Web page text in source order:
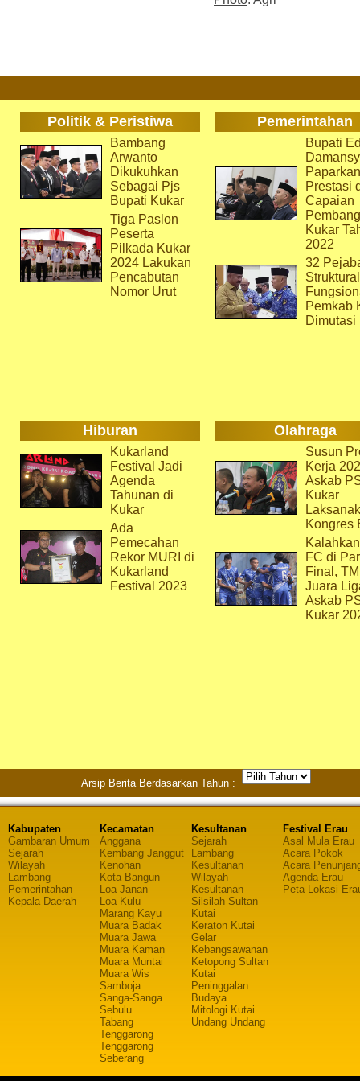
Politik & Peristiwa Pemerintahan
Bambang
Arwanto
Dikukuhkan
Sebagai Pjs
Bupati Kukar
Tiga Paslon
Peserta
Pilkada Kukar
2024 Lakukan
Pencabutan
Nomor Urut
Bupati
Paparkan
Prestasi
Capaian
Kukar
2022
32
Pemkab
Dimutasi
Hiburan Olahraga
Kukarland
Festival Jadi
Agenda
Tahunan di
Kukar
Ada
Pemecahan
Rekor MURI di
Kukarland
Festival 2023
Susun
Kerja
Askab
Kukar
Kongres
FC di
Final,
Juara
Askab
Kukar
Arsip Berita Berdasarkan Tahun :
Kabupaten
Gambaran Umum
Sejarah
Wilayah
Lambang
Pemerintahan
Kepala Daerah
Kecamatan
Anggana
Kembang Janggut
Kenohan
Kota Bangun
Loa Janan
Loa Kulu
Marang Kayu
Muara Badak
Muara Jawa
Muara Kaman
Muara Muntai
Muara Wis
Samboja
Sanga-Sanga
Sebulu
Tabang
Tenggarong
Tenggarong
Seberang
Kesultanan
Sejarah
Lambang
Kesultanan
Wilayah
Kesultanan
Silsilah Sultan
Kutai
Keraton Kutai
Gelar
Kebangsawanan
Ketopong Sultan
Kutai
Peninggalan
Budaya
Mitologi Kutai
Undang Undang
Festival Erau
Asal Mula Erau
Acara Pokok
Acara
Agenda Erau
Peta Lokasi